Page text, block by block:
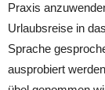
Praxis
Urlaubsreise in
Sprache
ausprobiert